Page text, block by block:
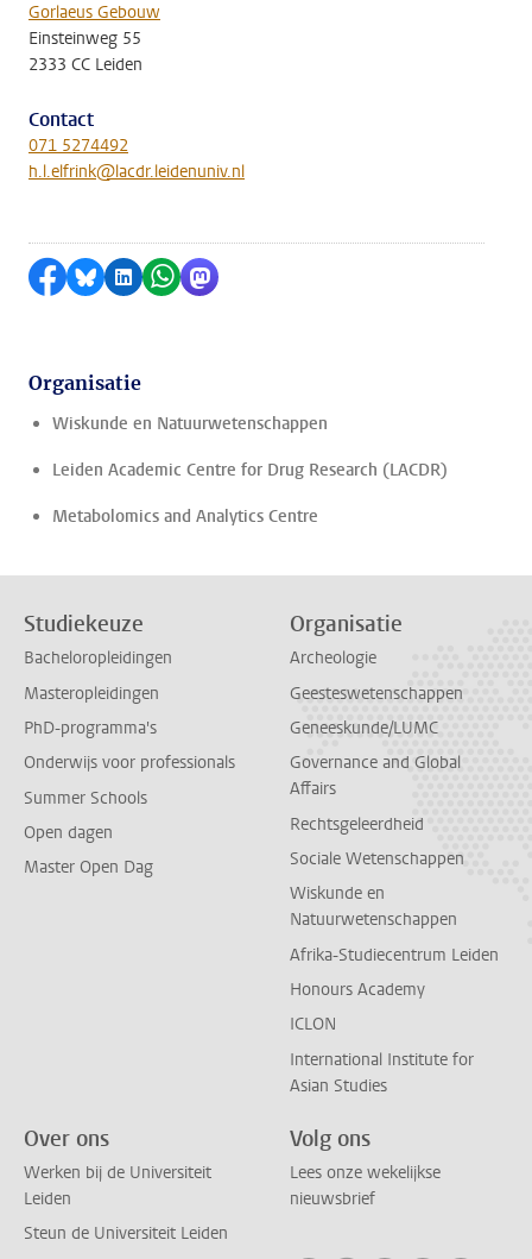
Gorlaeus Gebouw
Einsteinweg 55
2333 CC Leiden
Contact
071 5274492
h.l.elfrink@lacdr.leidenuniv.nl
Delen op Facebook
Delen via Bluesky
Delen op LinkedIn
Delen via WhatsApp
Delen via Mastodon
Organisatie
Wiskunde en Natuurwetenschappen
Leiden Academic Centre for Drug Research (LACDR)
Metabolomics and Analytics Centre
Studiekeuze
Bacheloropleidingen
Masteropleidingen
PhD-programma's
Onderwijs voor professionals
Summer Schools
Open dagen
Master Open Dag
Organisatie
Archeologie
Geesteswetenschappen
Geneeskunde/LUMC
Governance and Global
Affairs
Rechtsgeleerdheid
Sociale Wetenschappen
Wiskunde en
Natuurwetenschappen
Afrika-Studiecentrum Leiden
Honours Academy
ICLON
International Institute for
Asian Studies
Over ons
Werken bij de Universiteit
Leiden
Steun de Universiteit Leiden
Volg ons
Lees onze wekelijkse
nieuwsbrief